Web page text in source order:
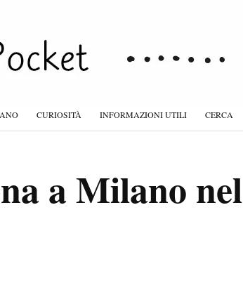
CURIOSITÀ INFORMAZIONI UTILI CERCA
a Milano nel